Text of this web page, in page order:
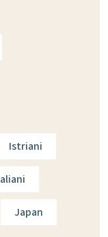
Istriani
Japan